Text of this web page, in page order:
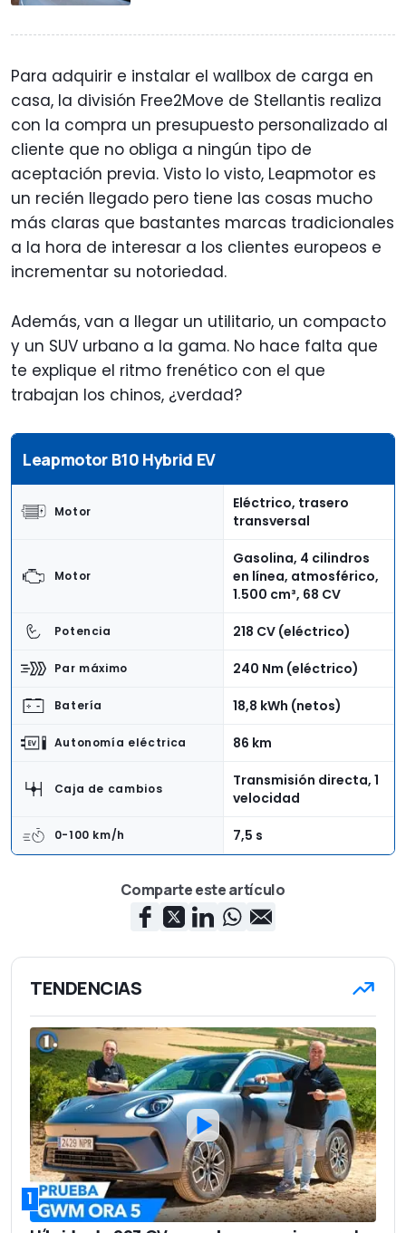
Para adquirir e instalar el wallbox de carga en
casa, la división Free2Move de Stellantis realiza
con la compra un presupuesto personalizado al
cliente que no obliga a ningún tipo de
aceptación previa. Visto lo visto, Leapmotor es
un recién llegado pero tiene las cosas mucho
más claras que bastantes marcas tradicionales
a la hora de interesar a los clientes europeos e
incrementar su notoriedad.
Además, van a llegar un utilitario, un compacto
y un SUV urbano a la gama. No hace falta que
te explique el ritmo frenético con el que
trabajan los chinos, ¿verdad?
Leapmotor B10 Hybrid EV
Motor
Eléctrico, trasero
transversal
Motor
Gasolina, 4 cilindros
en línea, atmosférico,
1.500 cm³, 68 CV
Potencia 218 CV (eléctrico)
Par máximo 240 Nm (eléctrico)
Batería 18,8 kWh (netos)
Autonomía eléctrica 86 km
Caja de cambios
Transmisión directa, 1
velocidad
0-100 km/h 7,5 s
2,5 l/100 km (batería
cargada)
Anchura 1,89 m
Altura 1,66 m
Peso en vacío 1.760 kg
Número de asientos 5
Capacidad del maletero 330 l
Precio base 29.900 euros
Comparte este artículo
TENDENCIAS
1